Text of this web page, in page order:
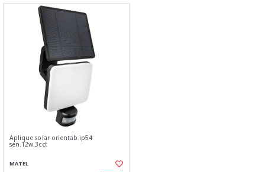
Aplique solar orientab.ip54
sen.12w.3cct
MATEL